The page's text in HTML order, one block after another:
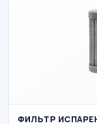
ФИЛЬТР